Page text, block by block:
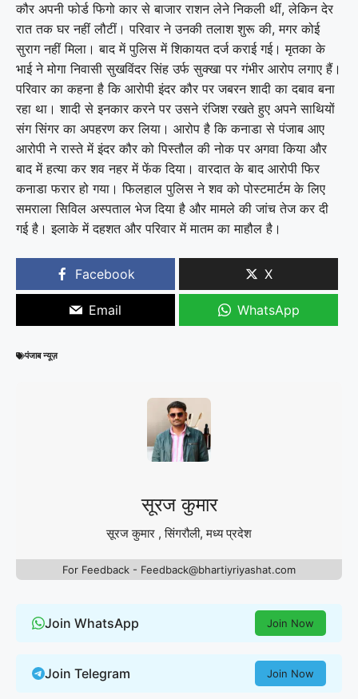
कौर अपनी फोर्ड फिगो कार से बाजार राशन लेने निकली थीं, लेकिन देर
रात तक घर नहीं लौटीं। परिवार ने उनकी तलाश शुरू की, मगर कोई
सुराग नहीं मिला। बाद में पुलिस में शिकायत दर्ज कराई गई। मृतका के
भाई ने मोगा निवासी सुखविंदर सिंह उर्फ सुक्खा पर गंभीर आरोप लगाए हैं।
परिवार का कहना है कि आरोपी इंदर कौर पर जबरन शादी का दबाव बना
रहा था। शादी से इनकार करने पर उसने रंजिश रखते हुए अपने साथियों
संग सिंगर का अपहरण कर लिया। आरोप है कि कनाडा से पंजाब आए
आरोपी ने रास्ते में इंदर कौर को पिस्तौल की नोक पर अगवा किया और
बाद में हत्या कर शव नहर में फेंक दिया। वारदात के बाद आरोपी फिर
कनाडा फरार हो गया। फिलहाल पुलिस ने शव को पोस्टमार्टम के लिए
समराला सिविल अस्पताल भेज दिया है और मामले की जांच तेज कर दी
गई है। इलाके में दहशत और परिवार में मातम का माहौल है।
Facebook X
Email WhatsApp
पंजाब न्यूज़
सूरज कुमार
सूरज कुमार , सिंगरौली, मध्य प्रदेश
For Feedback - Feedback@bhartiyriyashat.com
Join WhatsApp Join Now
Join Telegram Join Now